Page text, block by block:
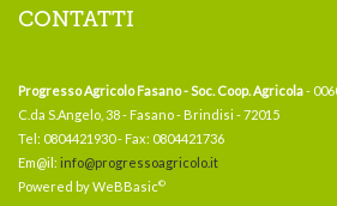
CONTATTI
Progresso Agricolo Fasano - Soc. Coop. Agricola-
C.da S.Angelo, 38 - Fasano - Brindisi - 72015
Tel: 0804421930 - Fax: 0804421736
Em@il: info@progressoagricolo.it
Powered by WeBBasic©